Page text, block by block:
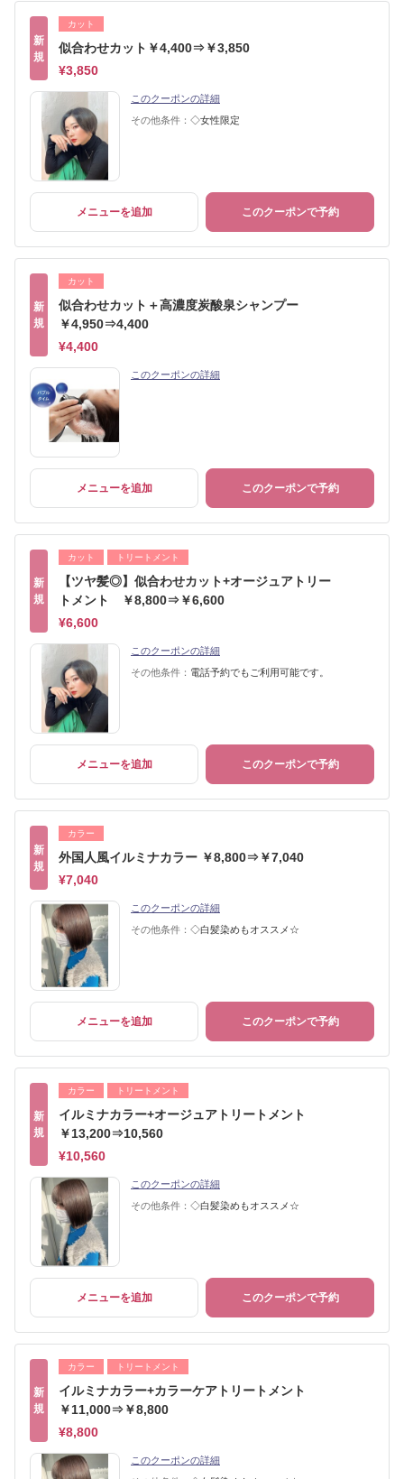
新
規
カット
似合わせカット￥4,400⇒￥3,850
¥3,850
このクーポンの詳細
その他条件： ◇女性限定
メニューを追加 このクーポンで予約
新
規
カット
似合わせカット＋高濃度炭酸泉シャンプー
￥4,950⇒4,400
¥4,400
このクーポンの詳細
メニューを追加 このクーポンで予約
新
規
カット トリートメント
【ツヤ髪◎】似合わせカット+オージュアトリー
トメント ￥8,800⇒￥6,600
¥6,600
このクーポンの詳細
その他条件： 電話予約でもご利用可能です。
メニューを追加 このクーポンで予約
新
規
カラー
外国人風イルミナカラー ￥8,800⇒￥7,040
¥7,040
このクーポンの詳細
その他条件： ◇白髪染めもオススメ☆
メニューを追加 このクーポンで予約
新
規
カラー トリートメント
イルミナカラー+オージュアトリートメント
￥13,200⇒10,560
¥10,560
このクーポンの詳細
その他条件： ◇白髪染めもオススメ☆
メニューを追加 このクーポンで予約
新
規
カラー トリートメント
イルミナカラー+カラーケアトリートメント
￥11,000⇒￥8,800
¥8,800
このクーポンの詳細